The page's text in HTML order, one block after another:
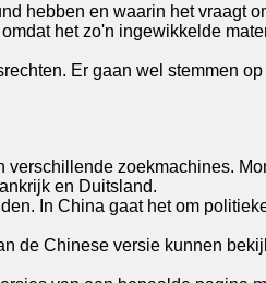
hebben en waarin het vraagt
het zo'n ingewikkelde
Er gaan wel stemmen
zoekmachines.
en Duitsland.
In China gaat het om
de Chinese versie kunnen